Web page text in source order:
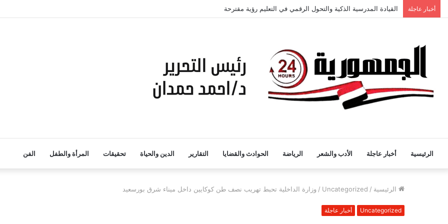
أخبار عاجلة كلمة الاستاذ الدكتور السيدة محمود وكيل الكلية للدراسات العليا والبحث العلمي بمؤتمر القيادة التربوية الذكية: نحو مستقبل تعليمي مستدام”
الرئيسية أخبار عاجلة الأدب والشعر الرياضة الحوادث والقضايا التقارير الدين والحياة تحقيقات المرأة والطفل الفن
الرئيسية /
Uncategorized
/ وزارة الداخلية تحبط تهريب نصف طن كوكايين داخل ميناء شرق بورسعيد
Uncategorized أخبار عاجلة